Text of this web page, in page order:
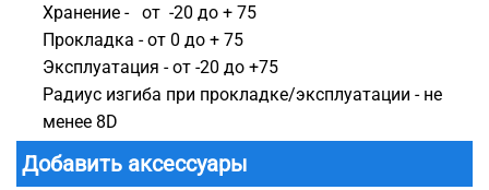
Хранение - от -20 до + 75
Прокладка - от 0 до + 75
Эксплуатация - от -20 до +75
Радиус изгиба при прокладке/эксплуатации - не
менее 8D
Добавить аксессуары